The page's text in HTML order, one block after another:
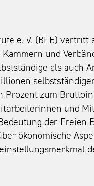
e. V. (BFB) vertritt
und
als auch
zum
und
der
ökonomische